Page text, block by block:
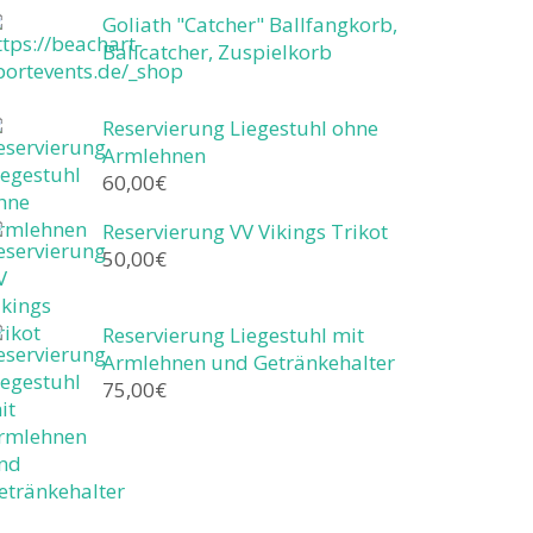
Goliath "Catcher" Ballfangkorb,
Ballcatcher, Zuspielkorb
Reservierung Liegestuhl ohne
Armlehnen
60,00€
Reservierung VV Vikings Trikot
50,00€
Reservierung Liegestuhl mit
Armlehnen und Getränkehalter
75,00€